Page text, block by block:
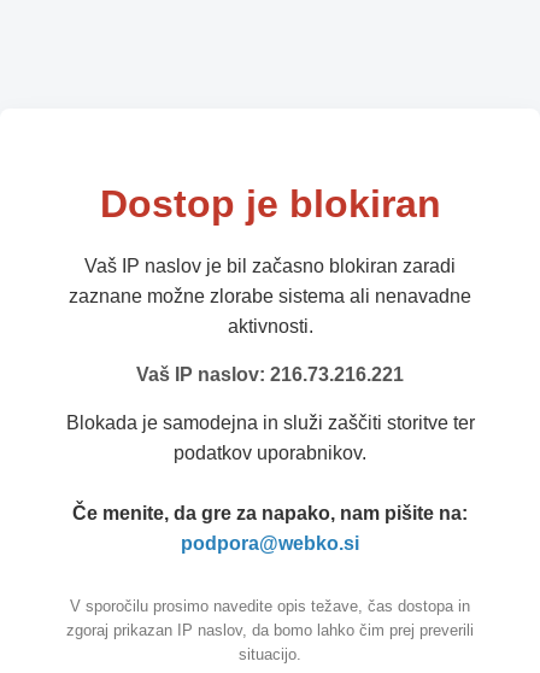
Dostop je blokiran
Vaš IP naslov je bil začasno blokiran zaradi
zaznane možne zlorabe sistema ali nenavadne
aktivnosti.
Vaš IP naslov: 216.73.216.221
Blokada je samodejna in služi zaščiti storitve ter
podatkov uporabnikov.
Če menite, da gre za napako, nam pišite na:
podpora@webko.si
V sporočilu prosimo navedite opis težave, čas dostopa in
zgoraj prikazan IP naslov, da bomo lahko čim prej preverili
situacijo.